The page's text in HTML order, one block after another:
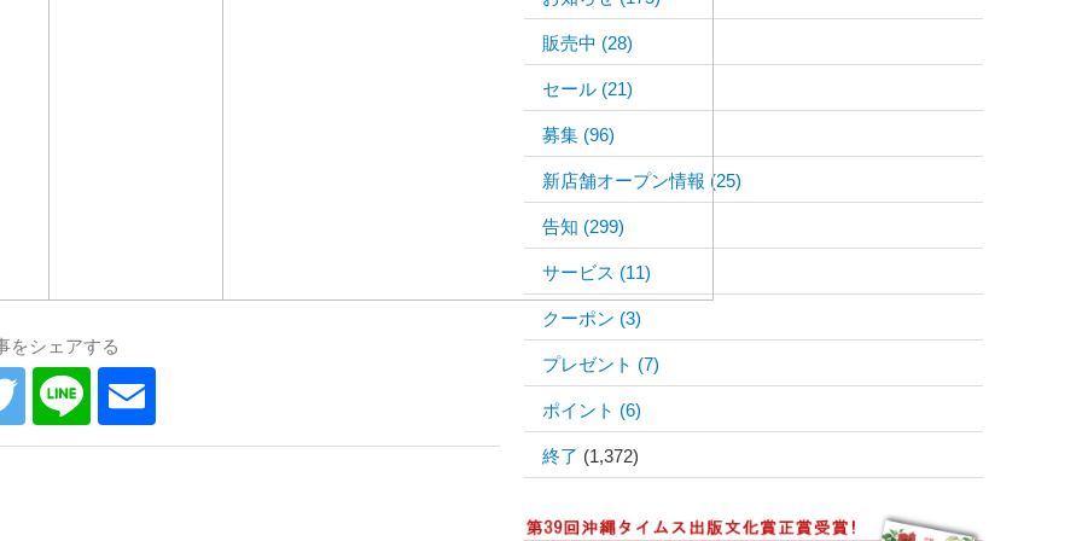
をシェアする
販売中 (28)
セール (21)
募集 (96)
新店舗オープン情報 (25)
告知 (299)
サービス (11)
クーポン (3)
プレゼント (7)
ポイント (6)
終了 (1,372)